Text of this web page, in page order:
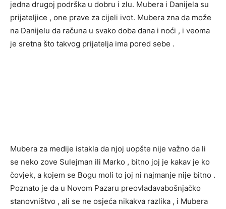
jedna drugoj podrška u dobru i zlu. Mubera i Danijela su
prijateljice , one prave za cijeli ivot. Mubera zna da može
na Danijelu da računa u svako doba dana i noći , i veoma
je sretna što takvog prijatelja ima pored sebe .
Mubera za medije istakla da njoj uopšte nije važno da li
se neko zove Sulejman ili Marko , bitno joj je kakav je ko
čovjek, a kojem se Bogu moli to joj ni najmanje nije bitno .
Poznato je da u Novom Pazaru preovladavabošnjačko
stanovništvo , ali se ne osjeća nikakva razlika , i Mubera